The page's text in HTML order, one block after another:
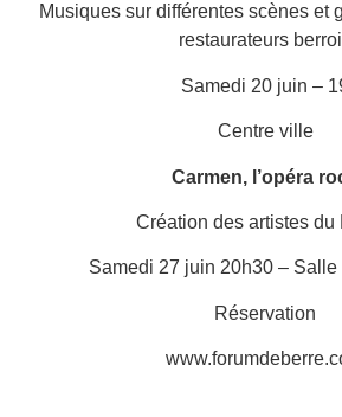
Musiques sur différentes scènes et
restaurateurs
Samedi 20 juin –
Centre ville
Carmen, l’opéra
Création des artistes du
Samedi 27 juin 20h30 –
Réservation